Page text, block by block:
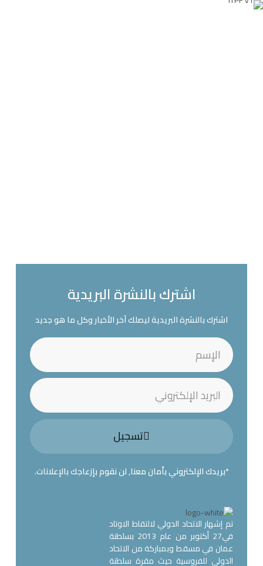
اشترك بالنشرة البريدية
اشترك بالنشرة البريدية ليصلك آخر الأخبار وكل ما هو جديد
تسجيل
*بريدك الإلكتروني بأمان معنا, لن نقوم بإزعاجك بالإعلانات.
تم إشهار الاتحاد الدولي لالتقاط الاوتاد
في27 أكتوبر من عام 2013 بسلطنة
عمان في مسقط وبمباركة من الاتحاد
الدولي للفروسية حيث مقرة سلطنة